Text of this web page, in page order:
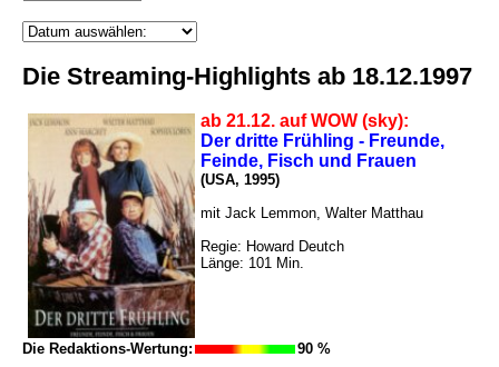
Die Streaming-Highlights ab 18.12.1997
ab 21.12. auf WOW (sky):
Der dritte Frühling - Freunde,
Feinde, Fisch und Frauen
(USA, 1995)
mit Jack Lemmon, Walter Matthau
Regie: Howard Deutch
Länge: 101 Min.
Die Redaktions-Wertung: 90 %